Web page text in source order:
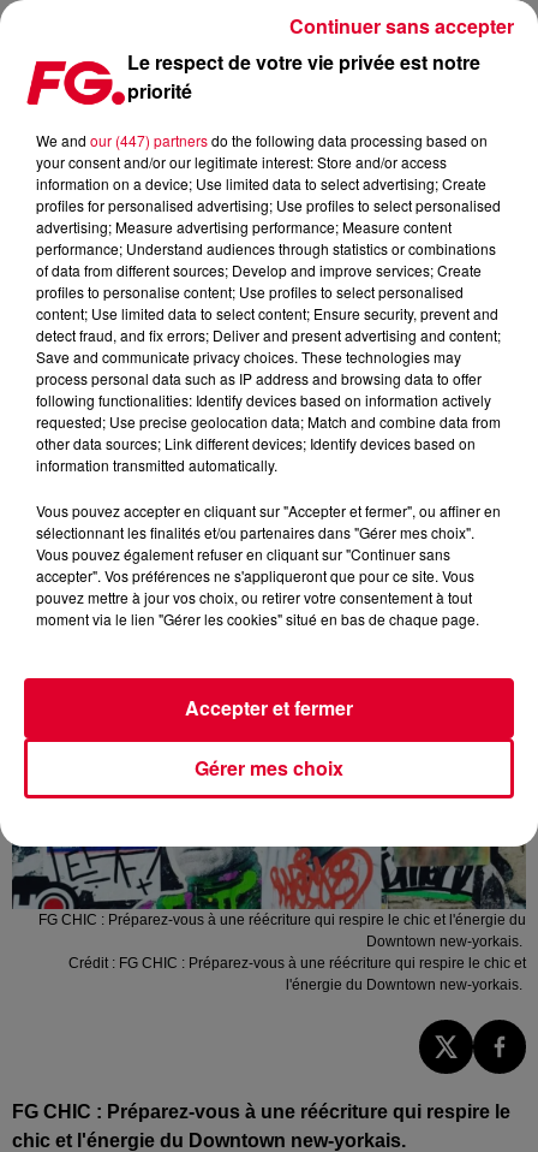
FG CHIC : PRÉPAREZ-VOUS À UNE RÉÉCRITURE QUI RESPIRE LE CHIC ET
Publié : 22 octobre 2025 à 12h17 par Gwenael BILLAUD
FG CHIC : Préparez-vous à une
réécriture qui respire le chic et
l'énergie du Downtown new-yorkais.
FG CHIC : Préparez-vous à une réécriture qui respire le chic et l'énergie du
Downtown new-yorkais.
Crédit : FG CHIC : Préparez-vous à une réécriture qui respire le chic et
l'énergie du Downtown new-yorkais.
FG CHIC : Préparez-vous à une réécriture qui respire le
chic et l'énergie du Downtown new-yorkais.
Le respect de votre vie privée est notre
priorité
We and our (447) partnersdo the following data processing based on
your consent and/or our legitimate interest: Store and/or access
information on a device; Use limited data to select advertising; Create
profiles for personalised advertising; Use profiles to select personalised
advertising; Measure advertising performance; Measure content
performance; Understand audiences through statistics or combinations
of data from different sources; Develop and improve services; Create
profiles to personalise content; Use profiles to select personalised
content; Use limited data to select content; Ensure security, prevent and
detect fraud, and fix errors; Deliver and present advertising and content;
Save and communicate privacy choices. These technologies may
process personal data such as IP address and browsing data to offer
following functionalities: Identify devices based on information actively
requested; Use precise geolocation data; Match and combine data from
other data sources; Link different devices; Identify devices based on
information transmitted automatically.
Vous pouvez accepter en cliquant sur "Accepter et fermer", ou affiner en
sélectionnant les finalités et/ou partenaires dans "Gérer mes choix".
Vous pouvez également refuser en cliquant sur "Continuer sans
accepter". Vos préférences ne s'appliqueront que pour ce site. Vous
pouvez mettre à jour vos choix, ou retirer votre consentement à tout
moment via le lien "Gérer les cookies" situé en bas de chaque page.
Gérer mes choix
Accepter et fermer
Continuer sans accepter